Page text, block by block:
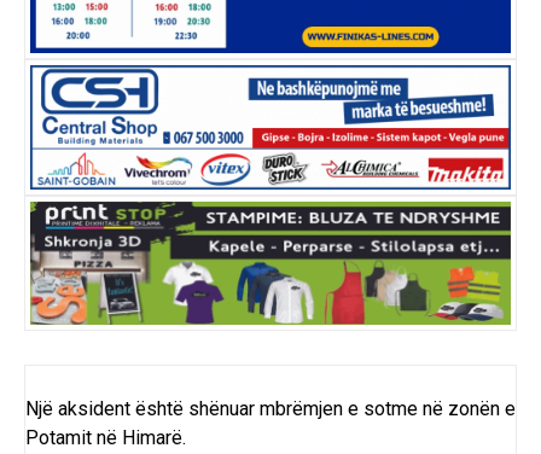
Një aksident është shënuar mbrëmjen e sotme në zonën e
Potamit në Himarë.